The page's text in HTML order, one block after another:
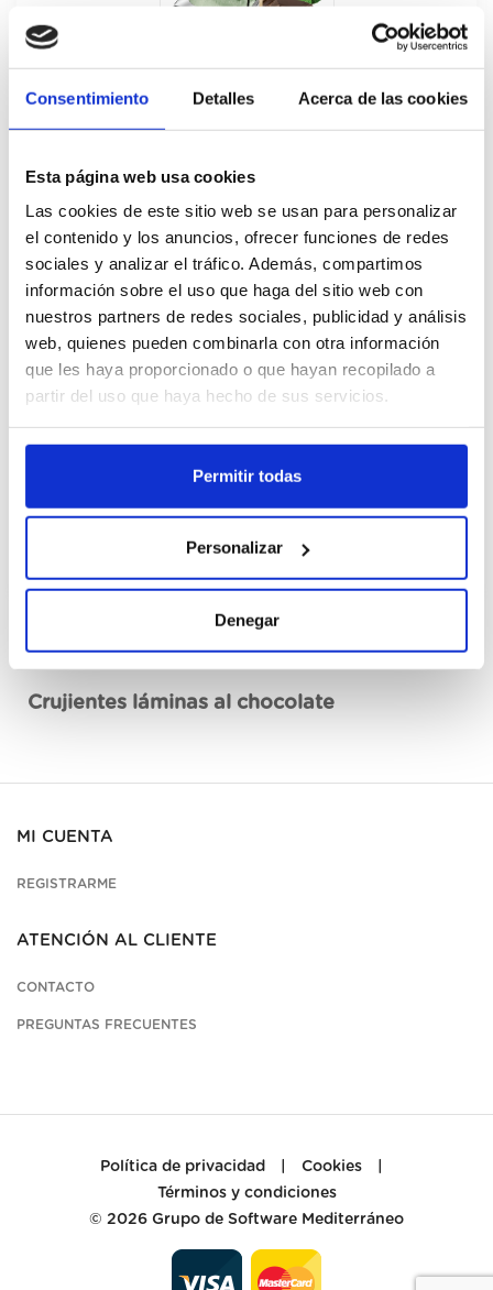
Consentimiento Detalles Acerca de las cookies
Esta página web usa cookies
Las cookies de este sitio web se usan para personalizar
el contenido y los anuncios, ofrecer funciones de redes
sociales y analizar el tráfico. Además, compartimos
información sobre el uso que haga del sitio web con
nuestros partners de redes sociales, publicidad y análisis
web, quienes pueden combinarla con otra información
que les haya proporcionado o que hayan recopilado a
partir del uso que haya hecho de sus servicios.
Permitir todas
Personalizar
Denegar
Helado Granel Comtessa Menta
Chocolate Carte D'Or 5,5L
83358
Cajas
No disponible, solicita ahora
Ver ficha técnica
Descripción
Crujientes láminas al chocolate
MI CUENTA
REGISTRARME
ATENCIÓN AL CLIENTE
CONTACTO
PREGUNTAS FRECUENTES
Política de privacidad Cookies
Términos y condiciones
© 2026 Grupo de Software Mediterráneo